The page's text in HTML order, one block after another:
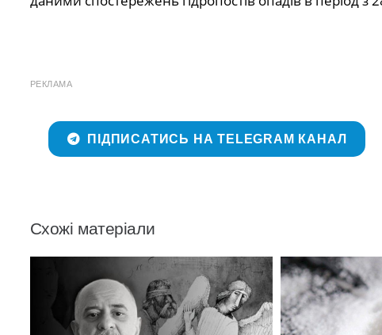
РЕКЛАМА
ПІДПИСАТИСЬ НА TELEGRAM КАНАЛ
Схожі матеріали